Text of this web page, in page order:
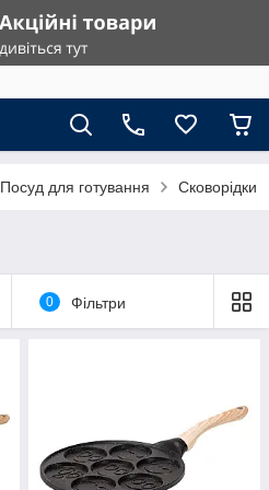
Посуд для готування Сковорідки
0 Фільтри